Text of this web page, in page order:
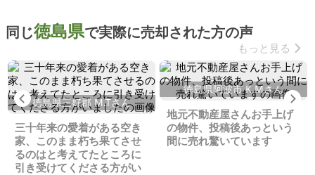
同じ徳島県で実際に売却された方の声
もっと見る
Previous
徳島県三好郡 M.Tさん
三十年来の愛着がある空き
家、このまま朽ち果てさせ
るのはと考えてたところに
引き受けてくださる方がい
徳島県阿波市 K.Mさん
地元不動産屋さんお手上げ
の物件、投稿後あっという
間に売れ驚いています